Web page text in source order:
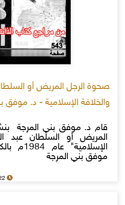
صحوة الرجل المريض أو السلطان
والخلافة الإسلامية - د. موفق بني
قام د. موفق بني المرجة
المريض أو السلطان عبد
موفق بني المرجة
21-03-2022